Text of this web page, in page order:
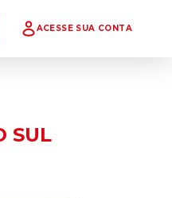
ACESSE SUA CONTA
SUL